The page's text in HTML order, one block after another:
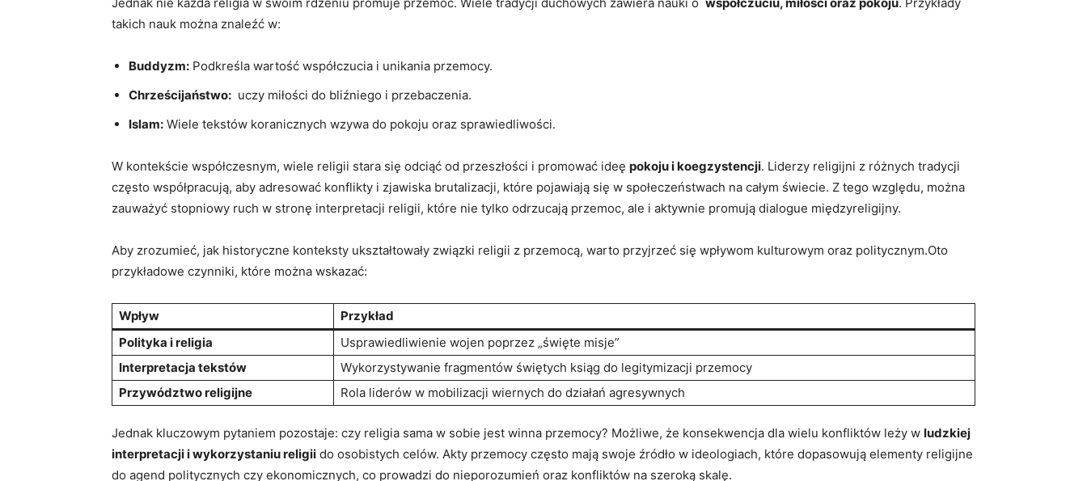
takich⁣ nauk ​można znaleźć w:
Buddyzm: Podkreśla wartość⁢ współczucia i ⁣unikania ‍przemocy.
Chrześcijaństwo: ‌ uczy miłości do bliźniego i przebaczenia.
Islam: Wiele tekstów koranicznych wzywa do pokoju oraz sprawiedliwości.
W kontekście współczesnym, wiele ⁢religii stara się odciąć od przeszłości i promować ideę pokoju i koegzystencji. Liderzy religijni z różnych ⁣tradycji
często ‍współpracują, aby adresować konflikty i zjawiska brutalizacji, które pojawiają‍ się w społeczeństwach na całym świecie. Z tego względu, można
zauważyć stopniowy ruch w stronę ‌interpretacji ⁢religii,⁣ które nie tylko⁣ odrzucają przemoc, ale i aktywnie promują dialogue międzyreligijny.
Aby​ zrozumieć, jak historyczne konteksty ukształtowały związki religii z przemocą,‌ warto‌ przyjrzeć się⁣ wpływom⁢ kulturowym oraz politycznym.Oto
przykładowe czynniki, które można wskazać:
Wpływ
Przykład
Polityka ‍i religia
Usprawiedliwienie wojen poprzez ​„święte misje”
Interpretacja tekstów
Wykorzystywanie fragmentów ⁤świętych ‍ksiąg do legitymizacji przemocy
Przywództwo ‍religijne
Rola liderów ⁢w mobilizacji wiernych ‌do⁣ działań agresywnych
Jednak kluczowym pytaniem‍ pozostaje: czy ⁣religia‌ sama w⁤ sobie jest winna‌ przemocy? Możliwe,‌ że konsekwencja⁤ dla⁣ wielu konfliktów leży w ludzkiej
⁢interpretacji i wykorzystaniu religii do osobistych celów. Akty przemocy często mają swoje źródło w ideologiach, które dopasowują elementy religijne
⁣do⁤ agend politycznych czy ekonomicznych, co prowadzi⁢ do nieporozumień⁣ oraz⁢ konfliktów na szeroką skalę.